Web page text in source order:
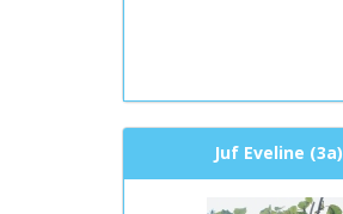
Juf Eveline (3a)